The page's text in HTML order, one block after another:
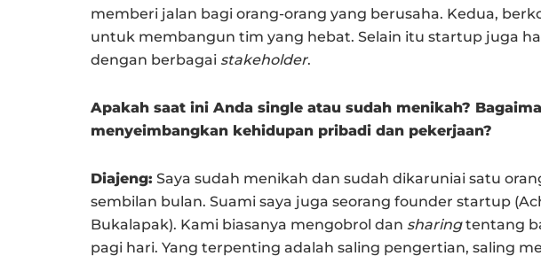
memberi jalan bagi orang-orang yang berusaha. Kedua,
untuk membangun tim yang hebat. Selain itu startup juga
dengan berbagai stakeholder.
Apakah saat ini Anda single atau sudah menikah?
menyeimbangkan kehidupan pribadi dan pekerjaan?
Diajeng: Saya sudah menikah dan sudah dikaruniai satu
sembilan bulan. Suami saya juga seorang founder startup
Bukalapak). Kami biasanya mengobrol dan sharingtentang
pagi hari. Yang terpenting adalah saling pengertian, saling